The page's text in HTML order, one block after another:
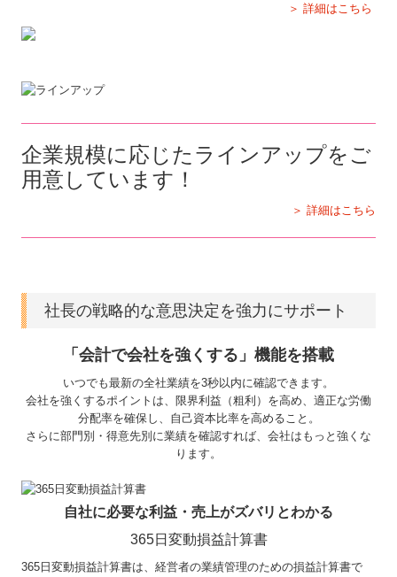
＞ 詳細はこちら
企業規模に応じたラインアップをご
⽤意しています！
＞ 詳細はこちら
社長の戦略的な意思決定を強力にサポート
「会計で会社を強くする」機能を搭載
いつでも最新の全社業績を3秒以内に確認できます。
会社を強くするポイントは、限界利益（粗利）を高め、適正な労働
分配率を確保し、自己資本比率を高めること。
さらに部門別・得意先別に業績を確認すれば、会社はもっと強くな
ります。
自社に必要な利益・売上がズバリとわかる
365日変動損益計算書
365日変動損益計算書は、経営者の業績管理のための損益計算書で